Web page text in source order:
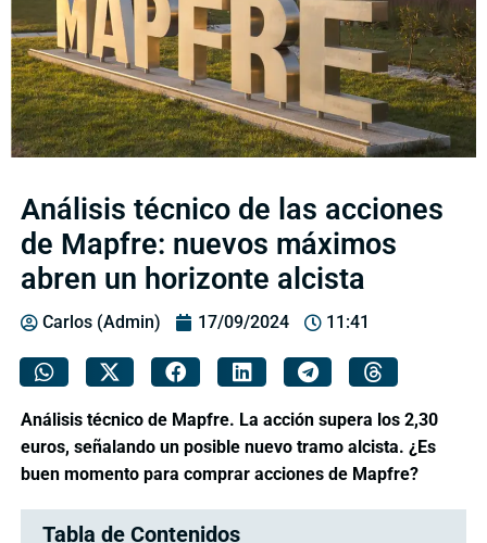
Análisis técnico de las acciones
de Mapfre: nuevos máximos
abren un horizonte alcista
Carlos (Admin) 17/09/2024 11:41
Análisis técnico de Mapfre. La acción supera los 2,30
euros, señalando un posible nuevo tramo alcista. ¿Es
buen momento para comprar acciones de Mapfre?
Tabla de Contenidos